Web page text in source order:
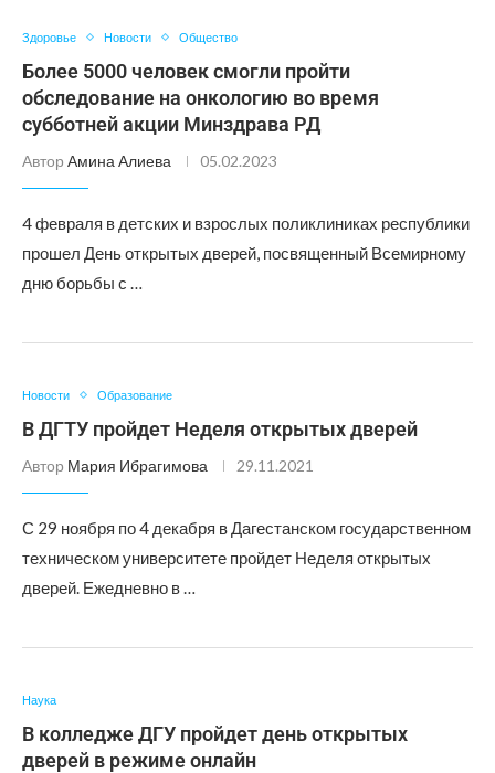
Здоровье Новости Общество
Более 5000 человек смогли пройти
обследование на онкологию во время
субботней акции Минздрава РД
Автор Амина Алиева 05.02.2023
4 февраля в детских и взрослых поликлиниках республики
прошел День открытых дверей, посвященный Всемирному
дню борьбы с …
Новости Образование
В ДГТУ пройдет Неделя открытых дверей
Автор Мария Ибрагимова 29.11.2021
С 29 ноября по 4 декабря в Дагестанском государственном
техническом университете пройдет Неделя открытых
дверей. Ежедневно в …
Наука
В колледже ДГУ пройдет день открытых
дверей в режиме онлайн